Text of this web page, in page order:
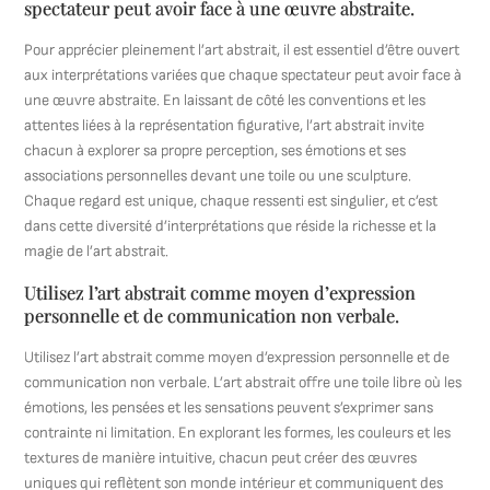
spectateur peut avoir face à une œuvre abstraite.
Pour apprécier pleinement l’art abstrait, il est essentiel d’être ouvert
aux interprétations variées que chaque spectateur peut avoir face à
une œuvre abstraite. En laissant de côté les conventions et les
attentes liées à la représentation figurative, l’art abstrait invite
chacun à explorer sa propre perception, ses émotions et ses
associations personnelles devant une toile ou une sculpture.
Chaque regard est unique, chaque ressenti est singulier, et c’est
dans cette diversité d’interprétations que réside la richesse et la
magie de l’art abstrait.
Utilisez l’art abstrait comme moyen d’expression
personnelle et de communication non verbale.
Utilisez l’art abstrait comme moyen d’expression personnelle et de
communication non verbale. L’art abstrait offre une toile libre où les
émotions, les pensées et les sensations peuvent s’exprimer sans
contrainte ni limitation. En explorant les formes, les couleurs et les
textures de manière intuitive, chacun peut créer des œuvres
uniques qui reflètent son monde intérieur et communiquent des